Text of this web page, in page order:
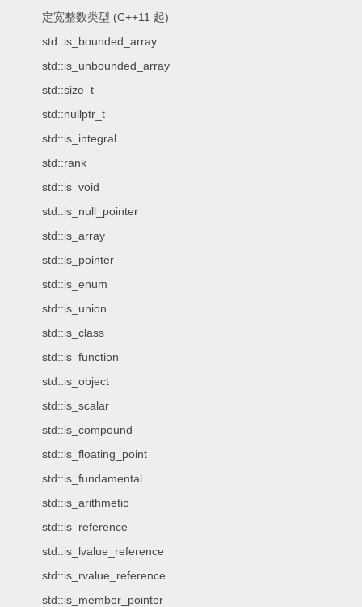
定宽整数类型 (C++11 起)
std::is_bounded_array
std::is_unbounded_array
std::size_t
std::nullptr_t
std::is_integral
std::rank
std::is_void
std::is_null_pointer
std::is_array
std::is_pointer
std::is_enum
std::is_union
std::is_class
std::is_function
std::is_object
std::is_scalar
std::is_compound
std::is_floating_point
std::is_fundamental
std::is_arithmetic
std::is_reference
std::is_lvalue_reference
std::is_rvalue_reference
std::is_member_pointer